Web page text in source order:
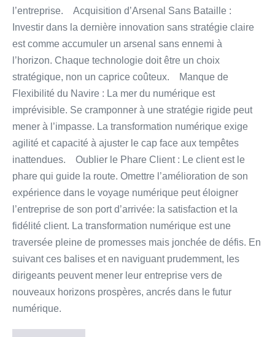
l’entreprise. Acquisition d’Arsenal Sans Bataille :
Investir dans la dernière innovation sans stratégie claire
est comme accumuler un arsenal sans ennemi à
l’horizon. Chaque technologie doit être un choix
stratégique, non un caprice coûteux. Manque de
Flexibilité du Navire : La mer du numérique est
imprévisible. Se cramponner à une stratégie rigide peut
mener à l’impasse. La transformation numérique exige
agilité et capacité à ajuster le cap face aux tempêtes
inattendues. Oublier le Phare Client : Le client est le
phare qui guide la route. Omettre l’amélioration de son
expérience dans le voyage numérique peut éloigner
l’entreprise de son port d’arrivée: la satisfaction et la
fidélité client. La transformation numérique est une
traversée pleine de promesses mais jonchée de défis. En
suivant ces balises et en naviguant prudemment, les
dirigeants peuvent mener leur entreprise vers de
nouveaux horizons prospères, ancrés dans le futur
numérique.